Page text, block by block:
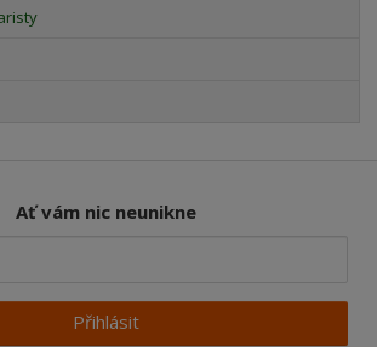
Ať vám nic neunikne
Přihlásit